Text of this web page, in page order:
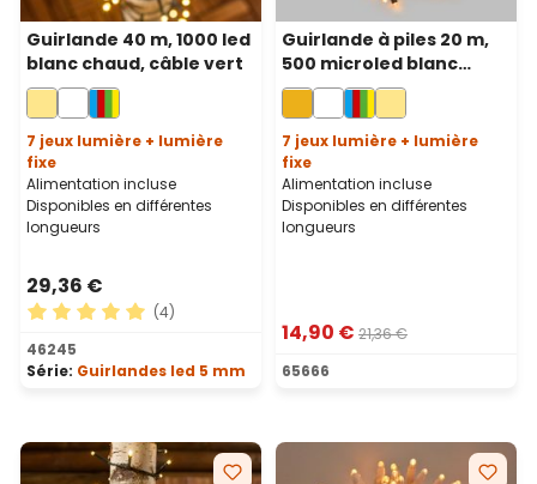
Guirlande 40 m, 1000 led
blanc chaud, câble vert
7 jeux lumière + lumière
fixe
Alimentation incluse
Disponibles en différentes
longueurs
29,36 €
Note moyenne de 5 sur 5 étoiles
(4)
46245
Série: Guirlandes led 5 mm
Guirlande à piles 20 m,
500 microled blanc
chaud traditionnel,
câble vert, avec
télécommande
7 jeux lumière + lumière
fixe
Alimentation incluse
Disponibles en différentes
longueurs
14,90 € 21,36 €
65666